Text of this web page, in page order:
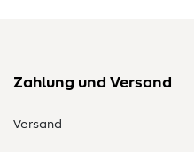
Zahlung und Versand
Versand